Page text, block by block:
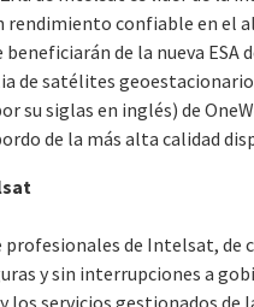
rendimiento confiable en el
beneficiarán de la nueva
de satélites
su siglas en inglés) de
de la más alta calidad
profesionales de Intelsat, de
y sin interrupciones a